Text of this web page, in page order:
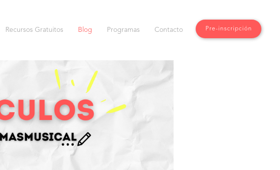
Recursos Gratuitos Blog Programas Contacto Pre-inscripción